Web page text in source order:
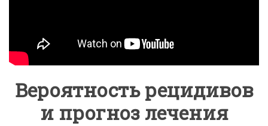
Вероятность рецидивов
и прогноз лечения